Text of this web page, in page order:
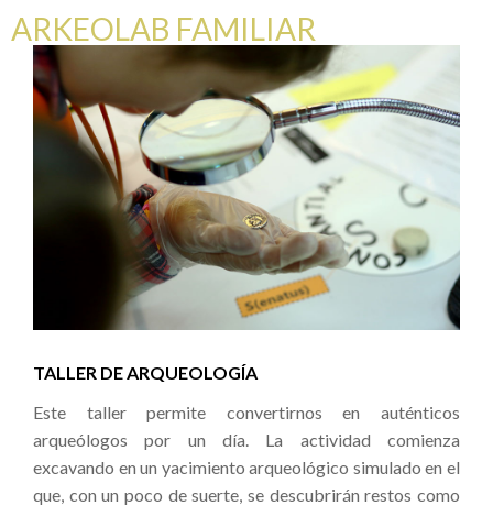
ARKEOLAB FAMILIAR
TALLER DE ARQUEOLOGÍA
Este taller permite convertirnos en auténticos
arqueólogos por un día. La actividad comienza
excavando en un yacimiento arqueológico simulado en el
que, con un poco de suerte, se descubrirán restos como